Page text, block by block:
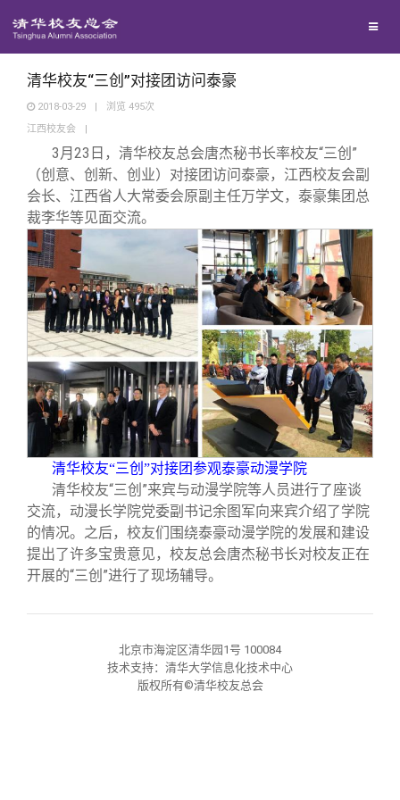
地区联络
院系校友工作
兴趣群体
西南联大校友会
回馈母校
捐赠新闻
捐赠方法
义工计划
《清华校友通讯》
《水木清华》
我要订阅
新媒体平台
百年清华
清华故事
青春风采
校友文苑
校友讲坛
校友视界
终身学习
信息化服务
三创大赛
实用信息
校友总会
总会简介
会长致辞
总会章程
理事会名单
制度法规
关闭
清华校友“三创”对接团访问泰豪
2018-03-29 | 浏览 495次
江西校友会
|
3月23日，清华校友总会唐杰秘书长率校友“三创”
（创意、创新、创业）对接团访问泰豪，江西校友会副
会长、江西省人大常委会原副主任万学文，泰豪集团总
裁李华等见面交流。
清华校友“三创”对接团参观泰豪动漫学院
清华校友“三创”来宾与动漫学院等人员进行了座谈
交流，动漫长学院党委副书记余图军向来宾介绍了学院
的情况。之后，校友们围绕泰豪动漫学院的发展和建设
提出了许多宝贵意见，校友总会唐杰秘书长对校友正在
开展的“三创”进行了现场辅导。
北京市海淀区清华园1号 100084
技术支持：清华大学信息化技术中心
版权所有©清华校友总会